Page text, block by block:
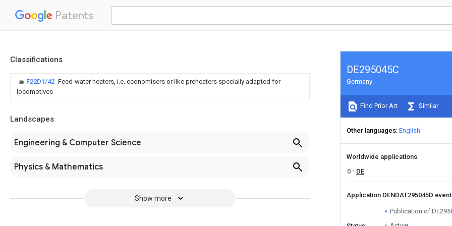
Patents
Classifications
F22D1/42 Feed-water heaters, i.e. economisers or like preheaters specially adapted for
locomotives
Landscapes
Engineering & Computer Science
Physics & Mathematics
Show more
DE295045C
Germany
Find Prior Art Similar
Other languages English
Worldwide applications
0
DE
Application DENDAT295045D
Publication of